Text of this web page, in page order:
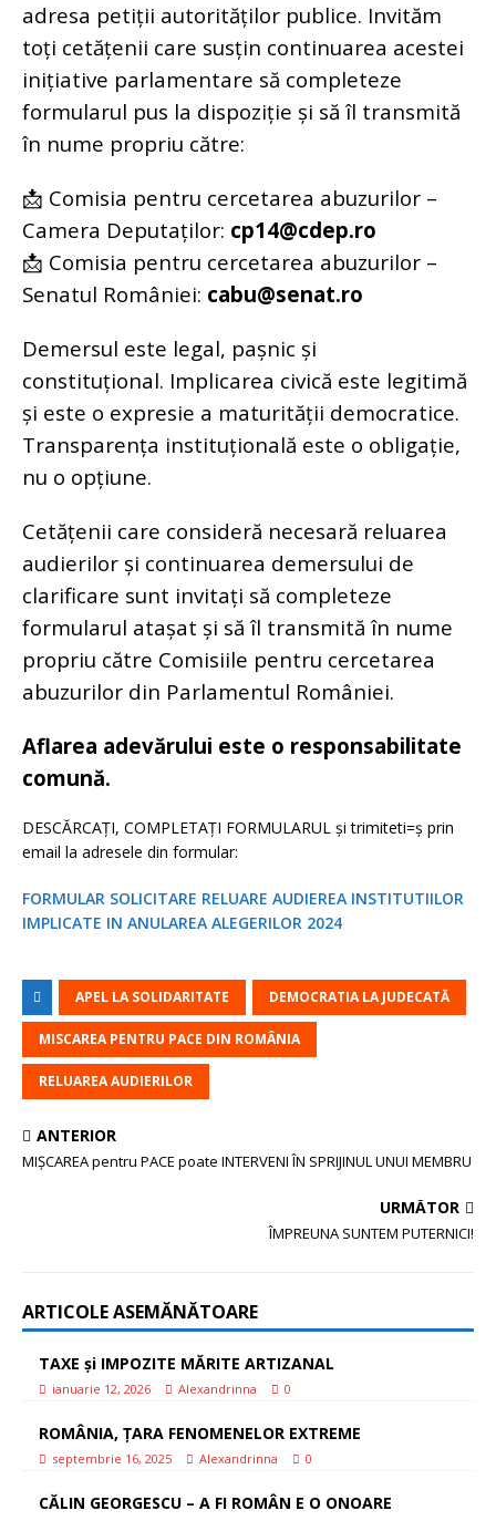
adresa petiții autorităților publice. Invităm
toți cetățenii care susțin continuarea acestei
inițiative parlamentare să completeze
formularul pus la dispoziție și să îl transmită
în nume propriu către:
📩 Comisia pentru cercetarea abuzurilor –
Camera Deputaților: cp14@cdep.ro
📩 Comisia pentru cercetarea abuzurilor –
Senatul României: cabu@senat.ro
Demersul este legal, pașnic și
constituțional. Implicarea civică este legitimă
și este o expresie a maturității democratice.
Transparența instituțională este o obligație,
nu o opțiune.
Cetățenii care consideră necesară reluarea
audierilor și continuarea demersului de
clarificare sunt invitați să completeze
formularul atașat și să îl transmită în nume
propriu către Comisiile pentru cercetarea
abuzurilor din Parlamentul României.
Aflarea adevărului este o responsabilitate
comună.
DESCĂRCAȚI, COMPLETAȚI FORMULARUL și trimiteti=ș prin
email la adresele din formular:
FORMULAR SOLICITARE RELUARE AUDIEREA INSTITUTIILOR
IMPLICATE IN ANULAREA ALEGERILOR 2024
APEL LA SOLIDARITATE DEMOCRATIA LA JUDECATĂ
MISCAREA PENTRU PACE DIN ROMÂNIA
RELUAREA AUDIERILOR
ANTERIOR
MIȘCAREA pentru PACE poate INTERVENI ÎN SPRIJINUL UNUI MEMBRU
URMĂTOR
ÎMPREUNA SUNTEM PUTERNICI!
ARTICOLE ASEMĂNĂTOARE
TAXE și IMPOZITE MĂRITE ARTIZANAL
ianuarie 12, 2026 Alexandrinna 0
ROMÂNIA, ȚARA FENOMENELOR EXTREME
septembrie 16, 2025 Alexandrinna 0
CĂLIN GEORGESCU – A FI ROMÂN E O ONOARE